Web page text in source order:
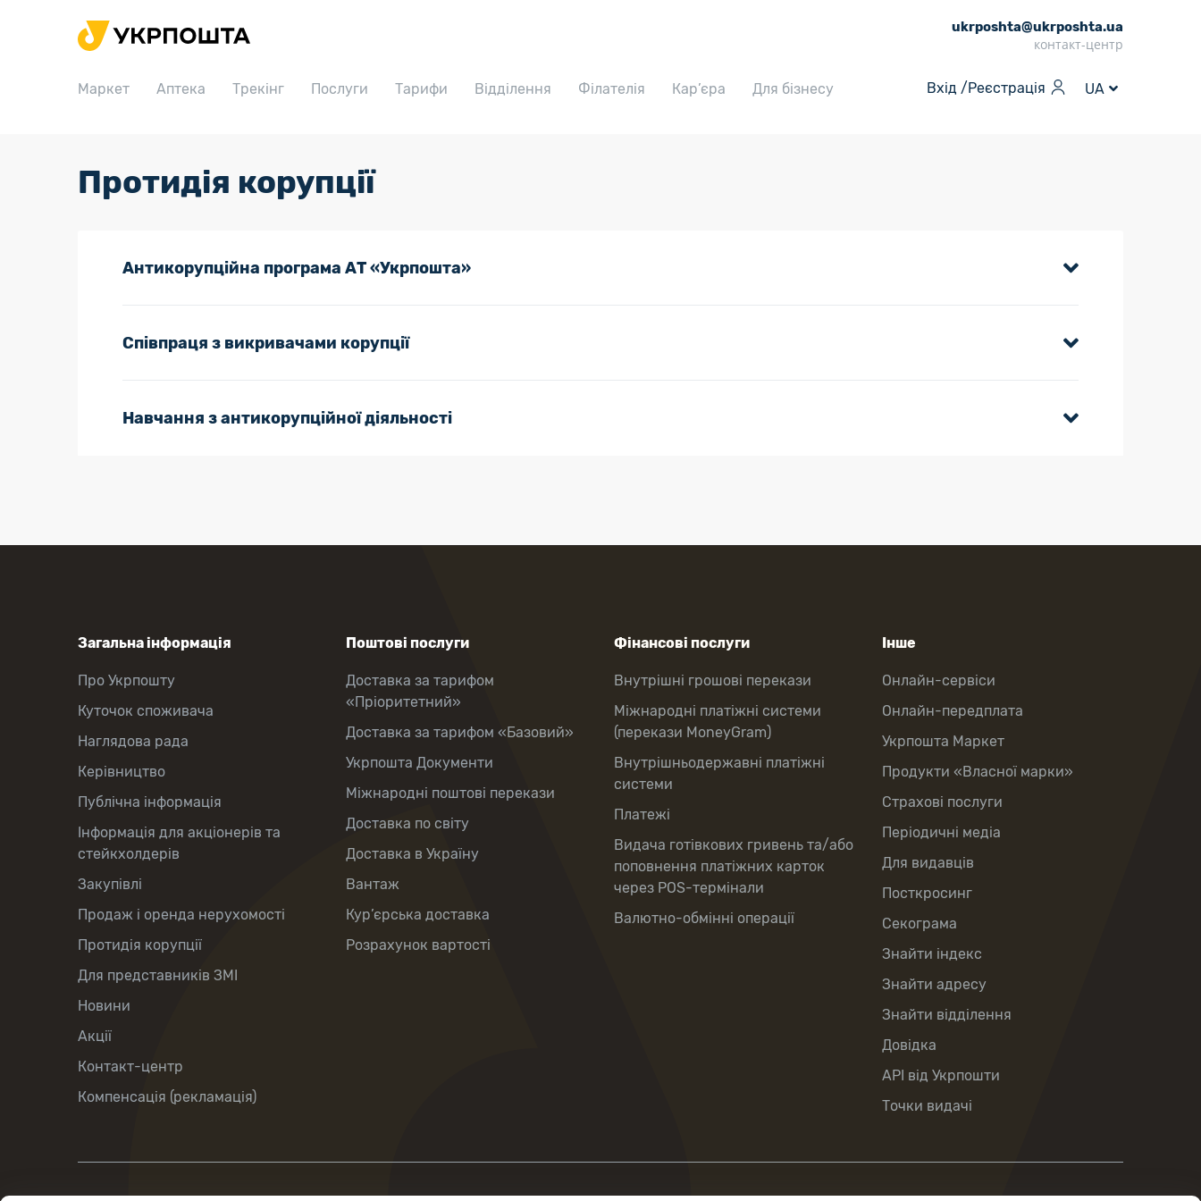
ukrposhta@ukrposhta.ua
контакт-центр
Маркет Аптека Трекінг Послуги Тарифи Відділення Філателія Кар’єра Для бізнесу Вхід /Реєстрація UA
Головна
Аптека
Послуги
Тарифи
Філателія
Для бізнесу
Протидія корупції
Антикорупційна програма АТ «Укрпошта»
Співпраця з викривачами корупції
Навчання з антикорупційної діяльності
Загальна інформація
Про Укрпошту
Куточок споживача
Наглядова рада
Керівництво
Публічна інформація
Інформація для акціонерів та
стейкхолдерів
Закупівлі
Продаж і оренда нерухомості
Протидія корупції
Для представників ЗМІ
Новини
Акції
Контакт-центр
Компенсація (рекламація)
Поштові послуги
Доставка за тарифом
«Пріоритетний»
Доставка за тарифом «Базовий»
Укрпошта Документи
Міжнародні поштові перекази
Доставка по світу
Доставка в Україну
Вантаж
Кур’єрська доставка
Розрахунок вартості
Фінансові послуги
Внутрішні грошові перекази
Міжнародні платіжні системи
(перекази MoneyGram)
Внутрішньодержавні платіжні
системи
Платежі
Видача готівкових гривень та/або
поповнення платіжних карток
через POS-термінали
Валютно-обмінні операції
Інше
Онлайн-сервіси
Онлайн-передплата
Укрпошта Маркет
Продукти «Власної марки»
Страхові послуги
Періодичні медіа
Для видавців
Посткросинг
Секограма
Знайти індекс
Знайти адресу
Знайти відділення
Довідка
API від Укрпошти
Точки видачі